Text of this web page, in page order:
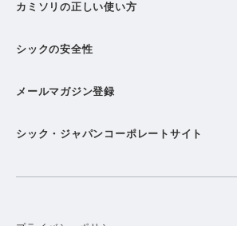
カミソリの正しい使い方
シックの安全性
メールマガジン登録
シック・ジャパンコーポレートサイト